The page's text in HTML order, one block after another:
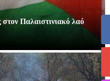
Παλαιστινιακό λαό